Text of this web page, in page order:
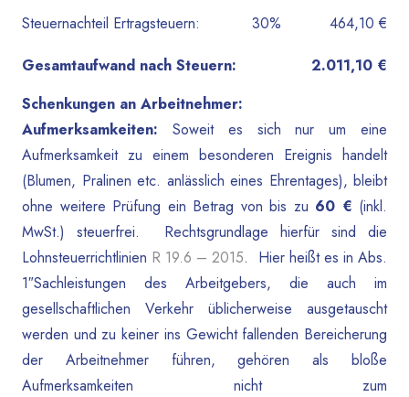
Steuernachteil Ertragsteuern: 30%
464,10 €
Gesamtaufwand nach Steuern:
2.011,10 €
Schenkungen an Arbeitnehmer:
Aufmerksamkeiten: Soweit es sich nur um eine
Aufmerksamkeit zu einem besonderen Ereignis handelt
(Blumen, Pralinen etc. anlässlich eines Ehrentages), bleibt
ohne weitere Prüfung ein Betrag von bis zu 60 € (inkl.
MwSt.) steuerfrei. Rechtsgrundlage hierfür sind die
Lohnsteuerrichtlinien R 19.6 – 2015. Hier heißt es in Abs.
1″Sachleistungen des Arbeitgebers, die auch im
gesellschaftlichen Verkehr üblicherweise ausgetauscht
werden und zu keiner ins Gewicht fallenden Bereicherung
der Arbeitnehmer führen, gehören als bloße
Aufmerksamkeiten nicht zum